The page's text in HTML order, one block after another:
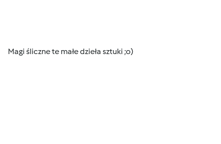
Magi śliczne te małe dzieła sztuki ;o)